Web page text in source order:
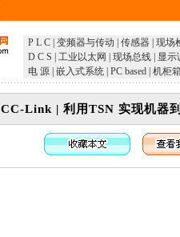
P L C 变频器与传动 传感器 现场
D C S
工业以太网 现场总线
显示
电 源 嵌入式系统 PC based 机柜
CC-Link | 利用TSN 实现机器